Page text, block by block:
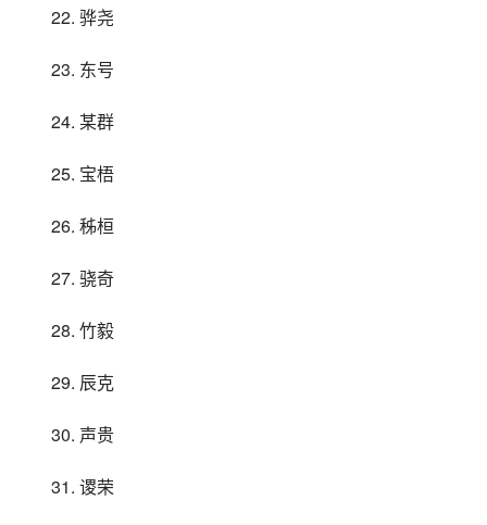
22. 骅尧
23. 东号
24. 某群
25. 宝梧
26. 秭桓
27. 骁奇
28. 竹毅
29. 辰克
30. 声贵
31. 谡荣